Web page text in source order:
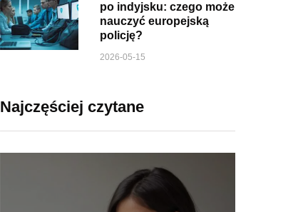
po indyjsku: czego może
nauczyć europejską
policję?
2026-05-15
Najczęściej czytane